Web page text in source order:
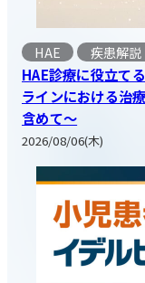
HAE 疾患解説
HAE診療に役立て
ラインにおける治
含めて～
2026/08/06(木)